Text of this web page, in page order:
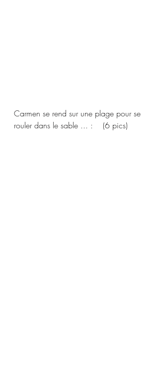
Carmen se rend sur une plage pour se
rouler dans le sable ... :    (6 pics)